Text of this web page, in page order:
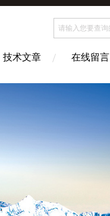
技术文章 在线留言